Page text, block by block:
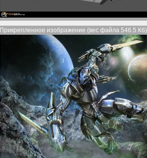
Прикрепленное изображение (вес файла 546.5 Кб)